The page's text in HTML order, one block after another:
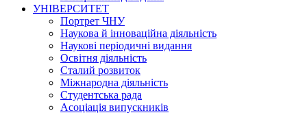
УНІВЕРСИТЕТ
Портрет ЧНУ
Наукова й інноваційна діяльність
Наукові періодичні видання
Освітня діяльність
Сталий розвиток
Міжнародна діяльність
Студентська рада
Асоціація випускників